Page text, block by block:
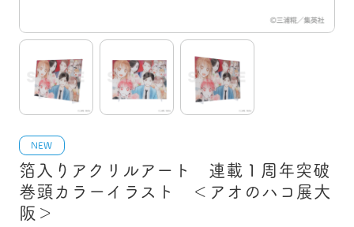
NEW
箔入りアクリルアート 連載１周年突破
巻頭カラーイラスト ＜アオのハコ展大
阪＞